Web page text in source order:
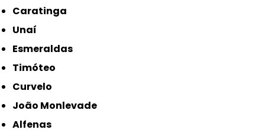
Caratinga
Unaí
Esmeraldas
Timóteo
Curvelo
João Monlevade
Alfenas